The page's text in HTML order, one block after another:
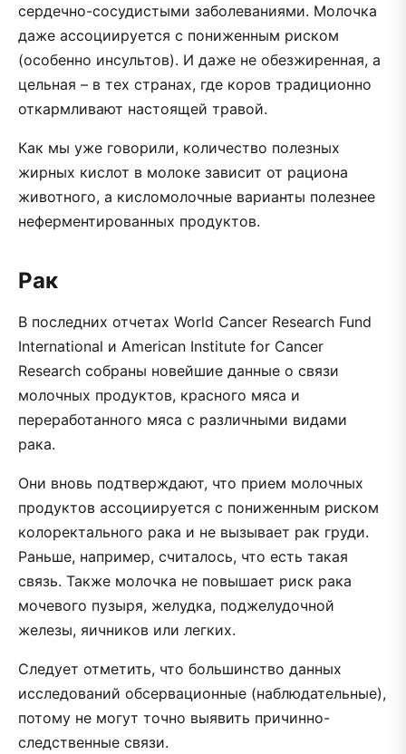
сердечно-сосудистыми заболеваниями. Молочка
даже ассоциируется с пониженным риском
(особенно инсультов). И даже не обезжиренная, а
цельная – в тех странах, где коров традиционно
откармливают настоящей травой.
Как мы уже говорили, количество полезных
жирных кислот в молоке зависит от рациона
животного, а кисломолочные варианты полезнее
неферментированных продуктов.
Рак
В последних отчетах World Cancer Research Fund
International и American Institute for Cancer
Research собраны новейшие данные о связи
молочных продуктов, красного мяса и
переработанного мяса с различными видами
рака.
Они вновь подтверждают, что прием молочных
продуктов ассоциируется с пониженным риском
колоректального рака и не вызывает рак груди.
Раньше, например, считалось, что есть такая
связь. Также молочка не повышает риск рака
мочевого пузыря, желудка, поджелудочной
железы, яичников или легких.
Следует отметить, что большинство данных
исследований обсервационные (наблюдательные),
потому не могут точно выявить причинно-
следственные связи.